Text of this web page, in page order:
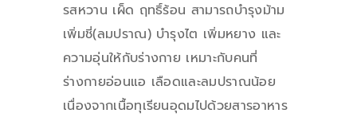
รสหวาน เผ็ด ฤทธิ์ร้อน สามารถบำรุงม้าม
เพิ่มชี่(ลมปราณ) บำรุงไต เพิ่มหยาง และ
ความอุ่นให้กับร่างกาย เหมาะกับคนที่
ร่างกายอ่อนแอ เลือดและลมปราณน้อย
เนื่องจากเนื้อทุเรียนอุดมไปด้วยสารอาหาร